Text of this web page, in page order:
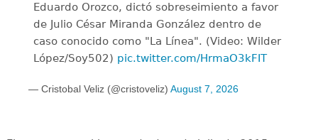
Eduardo Orozco, dictó sobreseimiento a favor
de Julio César Miranda González dentro de
caso conocido como "La Línea". (Video: Wilder
López/Soy502) pic.twitter.com/HrmaO3kFIT
— Cristobal Veliz (@cristoveliz) August 7, 2026